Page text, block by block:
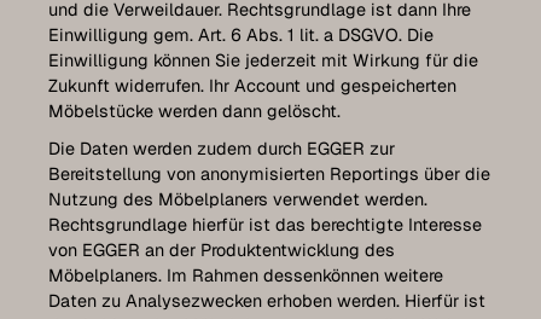
und die Verweildauer. Rechtsgrundlage ist dann Ihre
Einwilligung gem. Art. 6 Abs. 1 lit. a DSGVO. Die
Einwilligung können Sie jederzeit mit Wirkung für die
Zukunft widerrufen. Ihr Account und gespeicherten
Möbelstücke werden dann gelöscht.
Die Daten werden zudem durch EGGER zur
Bereitstellung von anonymisierten Reportings über die
Nutzung des Möbelplaners verwendet werden.
Rechtsgrundlage hierfür ist das berechtigte Interesse
von EGGER an der Produktentwicklung des
Möbelplaners. Im Rahmen dessenkönnen weitere
Daten zu Analysezwecken erhoben werden. Hierfür ist